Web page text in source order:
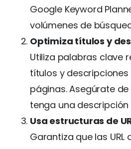
Google Keyword
volúmenes de
Optimiza títulos y
Utiliza palabras clave
títulos y
páginas. Asegúrate
tenga una
Usa estructuras de
Garantiza que las